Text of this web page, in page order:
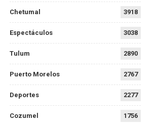
Chetumal 3918
Espectáculos 3038
Tulum 2890
Puerto Morelos 2767
Deportes 2277
Cozumel 1756